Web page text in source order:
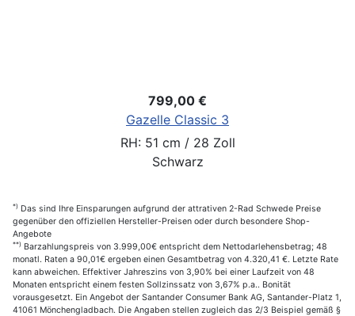
799,00 €
Gazelle Classic 3
RH: 51 cm / 28 Zoll
Schwarz
*) Das sind Ihre Einsparungen aufgrund der attrativen 2-Rad Schwede Preise
gegenüber den offiziellen Hersteller-Preisen oder durch besondere Shop-
Angebote
**) Barzahlungspreis von 3.999,00€ entspricht dem Nettodarlehensbetrag; 48
monatl. Raten a 90,01€ ergeben einen Gesamtbetrag von 4.320,41 €. Letzte Rate
kann abweichen. Effektiver Jahreszins von 3,90% bei einer Laufzeit von 48
Monaten entspricht einem festen Sollzinssatz von 3,67% p.a.. Bonität
vorausgesetzt. Ein Angebot der Santander Consumer Bank AG, Santander-Platz 1,
41061 Mönchengladbach. Die Angaben stellen zugleich das 2/3 Beispiel gemäß §